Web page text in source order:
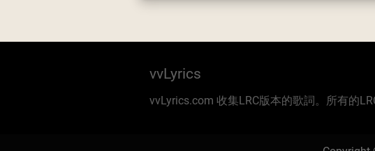
vvLyrics
vvLyrics.com 收集LRC版本的歌詞。所有的